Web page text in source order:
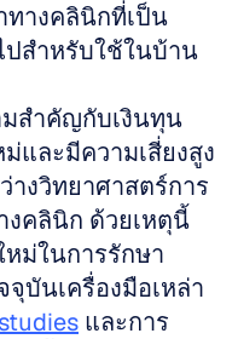
ทางคลินิกที่เป็น
สำหรับใช้ในบ้าน
สำคัญกับเงินทุน
และมีความเสี่ยงสูง
างวิทยาศาสตร์การ
คลินิก ด้วยเหตุนี้
หม่ในการรักษา
บันเครื่องมือเหล่า
และการ